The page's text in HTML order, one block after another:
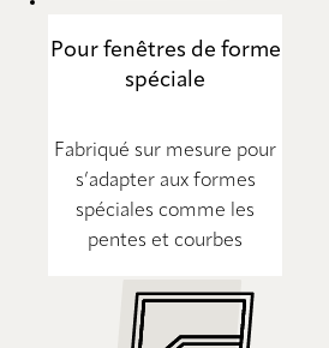
Pour fenêtres de forme
spéciale
Fabriqué sur mesure pour
s’adapter aux formes
spéciales comme les
pentes et courbes